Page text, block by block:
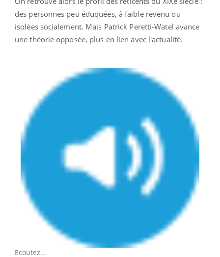
des personnes peu éduquées, à faible revenu ou
isolées socialement. Mais Patrick Peretti-Watel avance
une théorie opposée, plus en lien avec l'actualité.
Ecoutez...